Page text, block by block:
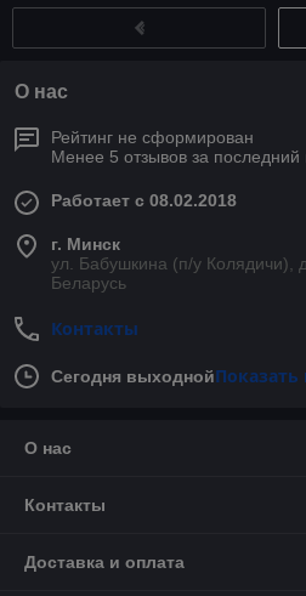
О нас
Рейтинг не сформирован
Менее 5 отзывов за последний
Работает с 08.02.2018
г. Минск
ул. Бабушкина (п/у Колядичи),
Беларусь
Контакты
Сегодня выходнойПоказать
О нас
Контакты
Доставка и оплата